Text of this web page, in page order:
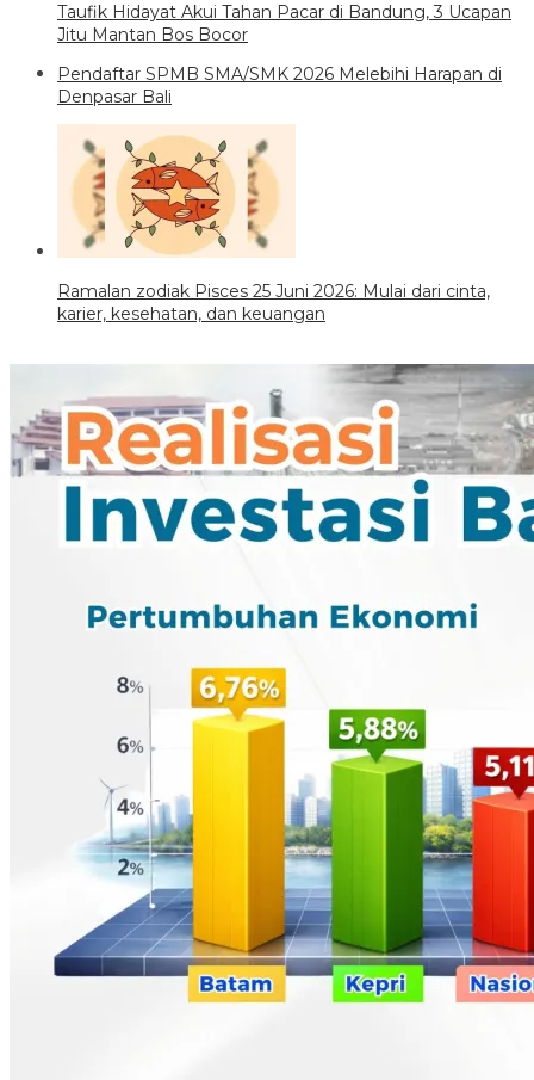
Taufik Hidayat Akui Tahan Pacar di Bandung, 3 Ucapan
Jitu Mantan Bos Bocor
Pendaftar SPMB SMA/SMK 2026 Melebihi Harapan di
Denpasar Bali
Ramalan zodiak Pisces 25 Juni 2026: Mulai dari cinta,
karier, kesehatan, dan keuangan